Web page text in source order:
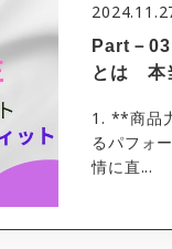
Part－
とは 本
1. **商品
るパフォ
情に直...